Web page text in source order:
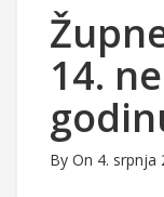
14.
By On 4. srpnja